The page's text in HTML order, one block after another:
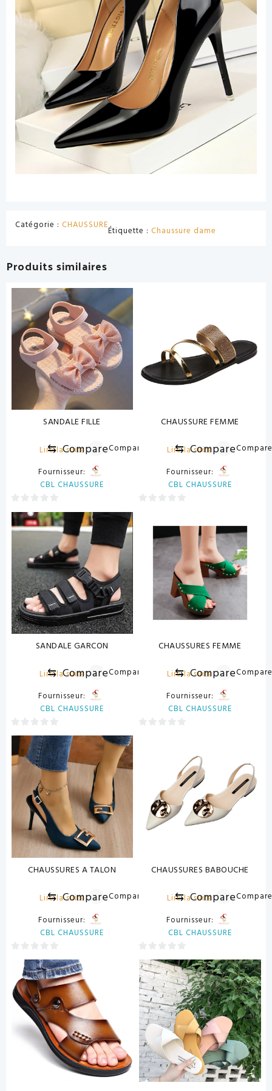
Catégorie : CHAUSSUREÉtiquette : Chaussure dame
Produits similaires
SANDALE FILLE
Lire la suite
⇆ CompareCompare
Fournisseur:
CBL CHAUSSURE
0
CHAUSSURE FEMME
Lire la suite
⇆ Compare
Fournisseur:
CBL CHAUSSURE
SANDALE GARCON
Lire la suite
⇆ CompareCompare
Fournisseur:
CBL CHAUSSURE
0
CHAUSSURES FEMME
Lire la suite
⇆ Compare
Fournisseur:
CBL CHAUSSURE
CHAUSSURES A TALON
Lire la suite
⇆ CompareCompare
Fournisseur:
CBL CHAUSSURE
sur
CHAUSSURES BABOUCHE
Lire la suite
⇆ Compare
Fournisseur:
CBL CHAUSSURE
0
sur
5